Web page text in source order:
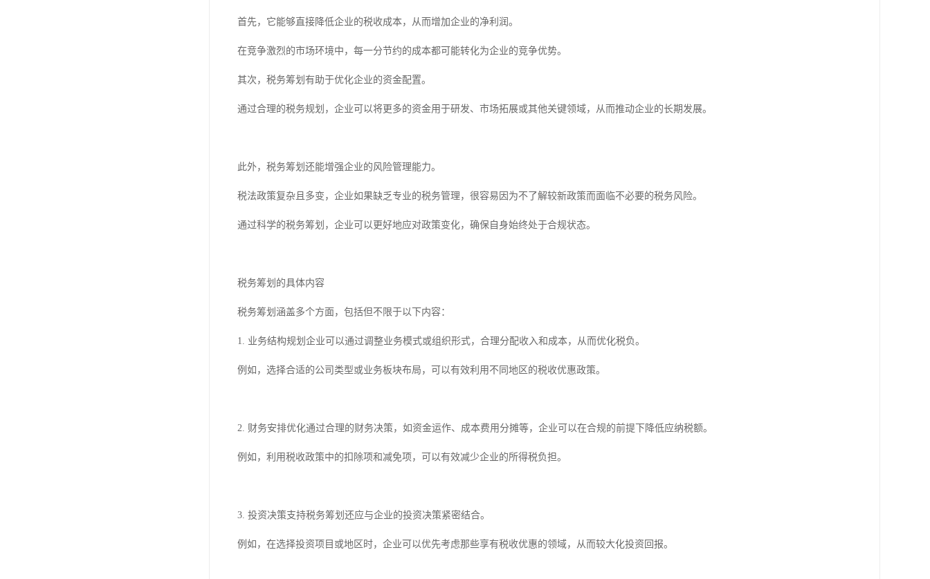
首先，它能够直接降低企业的税收成本，从而增加企业的净利润。
在竞争激烈的市场环境中，每一分节约的成本都可能转化为企业的竞争优势。
其次，税务筹划有助于优化企业的资金配置。
通过合理的税务规划，企业可以将更多的资金用于研发、市场拓展或其他关键领域，从而推动企业的长期发展。
此外，税务筹划还能增强企业的风险管理能力。
税法政策复杂且多变，企业如果缺乏专业的税务管理，很容易因为不了解较新政策而面临不必要的税务风险。
通过科学的税务筹划，企业可以更好地应对政策变化，确保自身始终处于合规状态。
税务筹划的具体内容
税务筹划涵盖多个方面，包括但不限于以下内容：
1. 业务结构规划企业可以通过调整业务模式或组织形式，合理分配收入和成本，从而优化税负。
例如，选择合适的公司类型或业务板块布局，可以有效利用不同地区的税收优惠政策。
2. 财务安排优化通过合理的财务决策，如资金运作、成本费用分摊等，企业可以在合规的前提下降低应纳税额。
例如，利用税收政策中的扣除项和减免项，可以有效减少企业的所得税负担。
3. 投资决策支持税务筹划还应与企业的投资决策紧密结合。
例如，在选择投资项目或地区时，企业可以优先考虑那些享有税收优惠的领域，从而较大化投资回报。